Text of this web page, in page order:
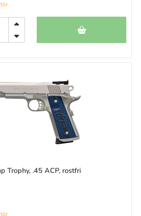
Trophy, .45 ACP, rostfri